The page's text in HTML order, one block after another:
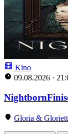
Kino
09.08.2026 ·
Gloria &